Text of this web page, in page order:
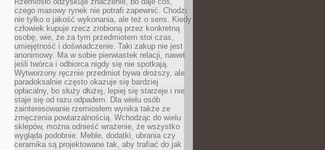
czego masowy rynek nie potrafi zapewnić. Chodzi
nie tylko o jakość wykonania, ale też o sens. Kiedy
człowiek kupuje rzecz zrobioną przez konkretną
osobę, wie, że za tym przedmiotem stoi czas,
umiejętność i doświadczenie. Taki zakup nie jest
anonimowy. Ma w sobie pierwiastek relacji, nawet
jeśli twórca i odbiorca nigdy się nie spotkają.
Wytworzony ręcznie przedmiot bywa droższy, ale
paradoksalnie często okazuje się bardziej
opłacalny, bo służy dłużej, lepiej się starzeje i nie
staje się od razu odpadem. Dla wielu osób
zainteresowanie rzemiosłem wynika także ze
zmęczenia powtarzalnością. Wchodząc do wielu
sklepów, można odnieść wrażenie, że wszystko
wygląda podobnie. Meble, dodatki, ubrania czy
ceramika są projektowane tak, aby trafiać do jak